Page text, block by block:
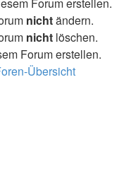
nichtändern.
nicht löschen.
Forum erstellen.
Übersicht